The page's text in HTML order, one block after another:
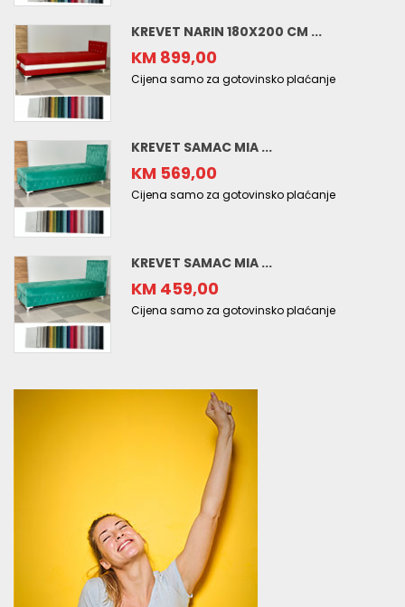
KREVET NARIN 180X200 CM ...
KM 899,00
Cijena samo za gotovinsko plaćanje
KREVET SAMAC MIA ...
KM 569,00
Cijena samo za gotovinsko plaćanje
KREVET SAMAC MIA ...
KM 459,00
Cijena samo za gotovinsko plaćanje